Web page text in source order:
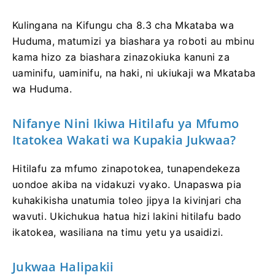
Kulingana na Kifungu cha 8.3 cha Mkataba wa
Huduma, matumizi ya biashara ya roboti au mbinu
kama hizo za biashara zinazokiuka kanuni za
uaminifu, uaminifu, na haki, ni ukiukaji wa Mkataba
wa Huduma.
Nifanye Nini Ikiwa Hitilafu ya Mfumo
Itatokea Wakati wa Kupakia Jukwaa?
Hitilafu za mfumo zinapotokea, tunapendekeza
uondoe akiba na vidakuzi vyako. Unapaswa pia
kuhakikisha unatumia toleo jipya la kivinjari cha
wavuti. Ukichukua hatua hizi lakini hitilafu bado
ikatokea, wasiliana na timu yetu ya usaidizi.
Jukwaa Halipakii